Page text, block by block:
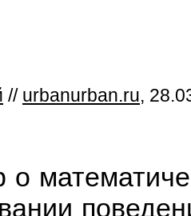
// urbanurban.ru,
о